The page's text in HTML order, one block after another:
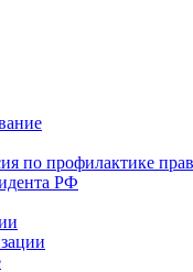
по профилактике
РФ